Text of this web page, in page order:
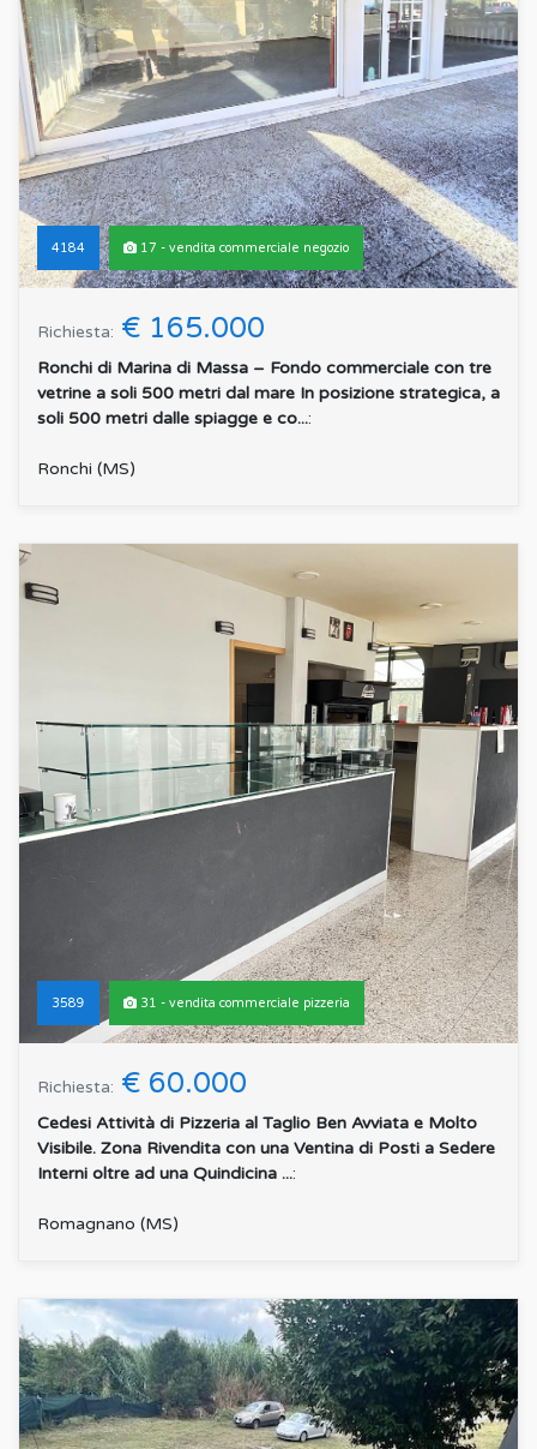
4184 17 - vendita commerciale negozio
Richiesta: € 165.000
Ronchi di Marina di Massa – Fondo commerciale con tre
vetrine a soli 500 metri dal mare In posizione strategica, a
soli 500 metri dalle spiagge e co...:
Ronchi (MS)
3589 31 - vendita commerciale pizzeria
Richiesta: € 60.000
Cedesi Attività di Pizzeria al Taglio Ben Avviata e Molto
Visibile. Zona Rivendita con una Ventina di Posti a Sedere
Interni oltre ad una Quindicina ...:
Romagnano (MS)